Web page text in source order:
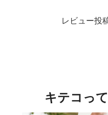
レビュー投
キテコっ